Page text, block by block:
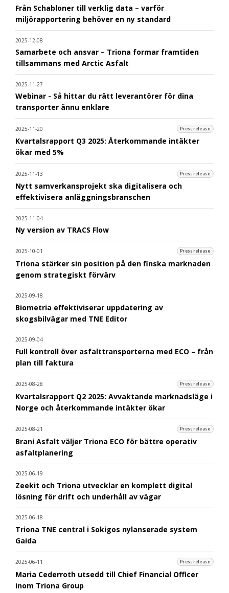
Från Schabloner till verklig data – varför
miljörapportering behöver en ny standard
2025-12-08
Samarbete och ansvar – Triona formar framtiden
tillsammans med Arctic Asfalt
2025-11-27
Webinar - Så hittar du rätt leverantörer för dina
transporter ännu enklare
2025-11-20 Pressrelease
Kvartalsrapport Q3 2025: Återkommande intäkter
ökar med 5%
2025-11-13 Pressrelease
Nytt samverkansprojekt ska digitalisera och
effektivisera anläggningsbranschen
2025-11-04
Ny version av TRACS Flow
2025-10-01 Pressrelease
Triona stärker sin position på den finska marknaden
genom strategiskt förvärv
2025-09-18
Biometria effektiviserar uppdatering av
skogsbilvägar med TNE Editor
2025-09-04
Full kontroll över asfalttransporterna med ECO – från
plan till faktura
2025-08-28 Pressrelease
Kvartalsrapport Q2 2025: Avvaktande marknadsläge i
Norge och återkommande intäkter ökar
2025-08-21 Pressrelease
Brani Asfalt väljer Triona ECO för bättre operativ
asfaltplanering
2025-06-19
Zeekit och Triona utvecklar en komplett digital
lösning för drift och underhåll av vägar
2025-06-18
Triona TNE central i Sokigos nylanserade system
Gaida
2025-06-11 Pressrelease
Maria Cederroth utsedd till Chief Financial Officer
inom Triona Group